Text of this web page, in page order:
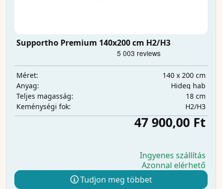
Supportho Premium 140x200 cm H2/H3
Méret:
140 x 200 cm
Anyag:
Hideg hab
Teljes magasság:
18 cm
Keménységi fok:
H2/H3
47 900,00 Ft
Ingyenes szállítás
Azonnal elérhető
Tudjon meg többet